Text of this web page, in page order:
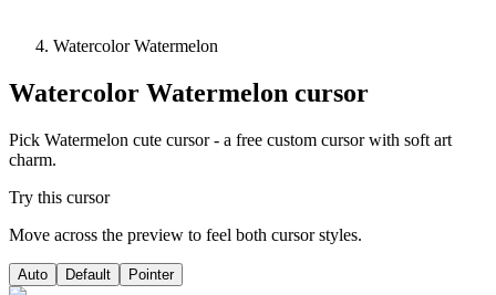
Watercolor Watermelon
Watercolor Watermelon cursor
Pick Watermelon cute cursor - a free custom cursor with soft art
charm.
Try this cursor
Move across the preview to feel both cursor styles.
Auto Default Pointer